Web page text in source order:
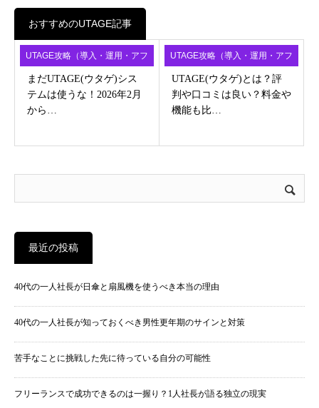
おすすめのUTAGE記事
UTAGE攻略（導入・運用・アフ
ィ）
まだUTAGE(ウタゲ)シス
テムは使うな！2026年2月
から…
UTAGE攻略（導入・運用・アフ
ィ）
UTAGE(ウタゲ)とは？評
判や口コミは良い？料金や
機能も比…
最近の投稿
40代の一人社長が日傘と扇風機を使うべき本当の理由
40代の一人社長が知っておくべき男性更年期のサインと対策
苦手なことに挑戦した先に待っている自分の可能性
フリーランスで成功できるのは一握り？1人社長が語る独立の現実